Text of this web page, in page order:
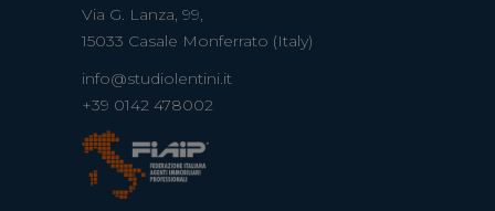
Via G. Lanza, 99,
15033 Casale Monferrato (Italy)
info@studiolentini.it
+39 0142 478002